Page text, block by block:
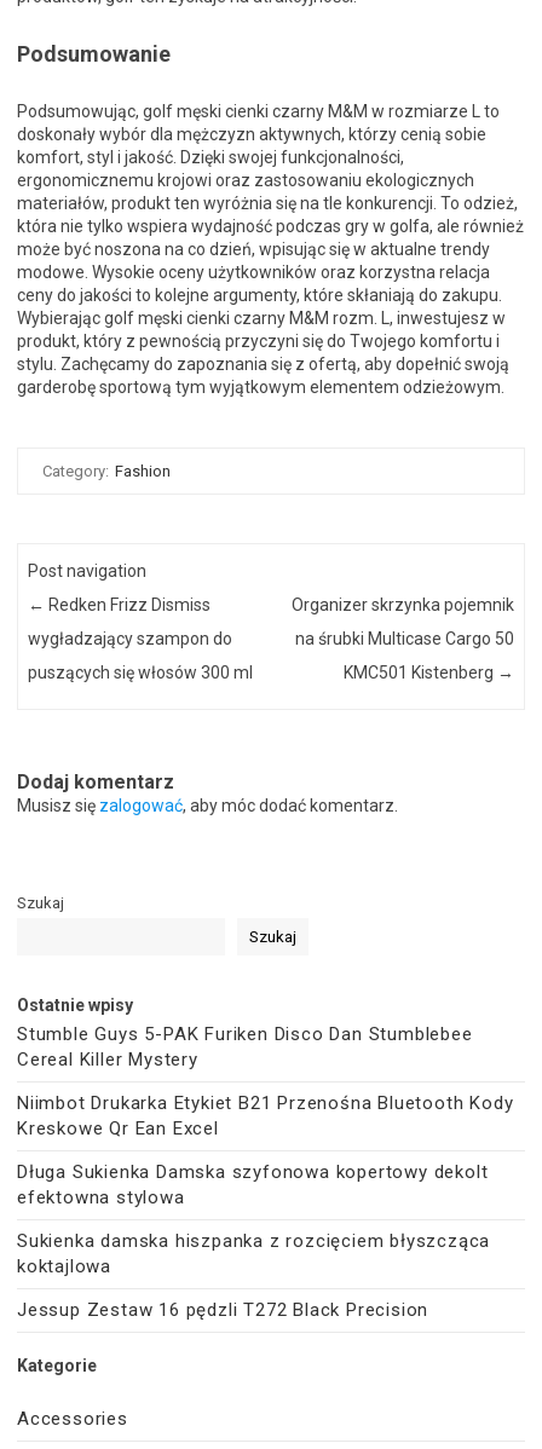
Podsumowanie
Podsumowując, golf męski cienki czarny M&M w rozmiarze L to
doskonały wybór dla mężczyzn aktywnych, którzy cenią sobie
komfort, styl i jakość. Dzięki swojej funkcjonalności,
ergonomicznemu krojowi oraz zastosowaniu ekologicznych
materiałów, produkt ten wyróżnia się na tle konkurencji. To odzież,
która nie tylko wspiera wydajność podczas gry w golfa, ale również
może być noszona na co dzień, wpisując się w aktualne trendy
modowe. Wysokie oceny użytkowników oraz korzystna relacja
ceny do jakości to kolejne argumenty, które skłaniają do zakupu.
Wybierając golf męski cienki czarny M&M rozm. L, inwestujesz w
produkt, który z pewnością przyczyni się do Twojego komfortu i
stylu. Zachęcamy do zapoznania się z ofertą, aby dopełnić swoją
garderobę sportową tym wyjątkowym elementem odzieżowym.
Category: Fashion
Post navigation
← Redken Frizz Dismiss
wygładzający szampon do
puszących się włosów 300 ml
Organizer skrzynka pojemnik
na śrubki Multicase Cargo 50
KMC501 Kistenberg →
Dodaj komentarz
Musisz się zalogować, aby móc dodać komentarz.
Szukaj
Szukaj
Ostatnie wpisy
Stumble Guys 5-PAK Furiken Disco Dan Stumblebee
Cereal Killer Mystery
Niimbot Drukarka Etykiet B21 Przenośna Bluetooth Kody
Kreskowe Qr Ean Excel
Długa Sukienka Damska szyfonowa kopertowy dekolt
efektowna stylowa
Sukienka damska hiszpanka z rozcięciem błyszcząca
koktajlowa
Jessup Zestaw 16 pędzli T272 Black Precision
Kategorie
Accessories